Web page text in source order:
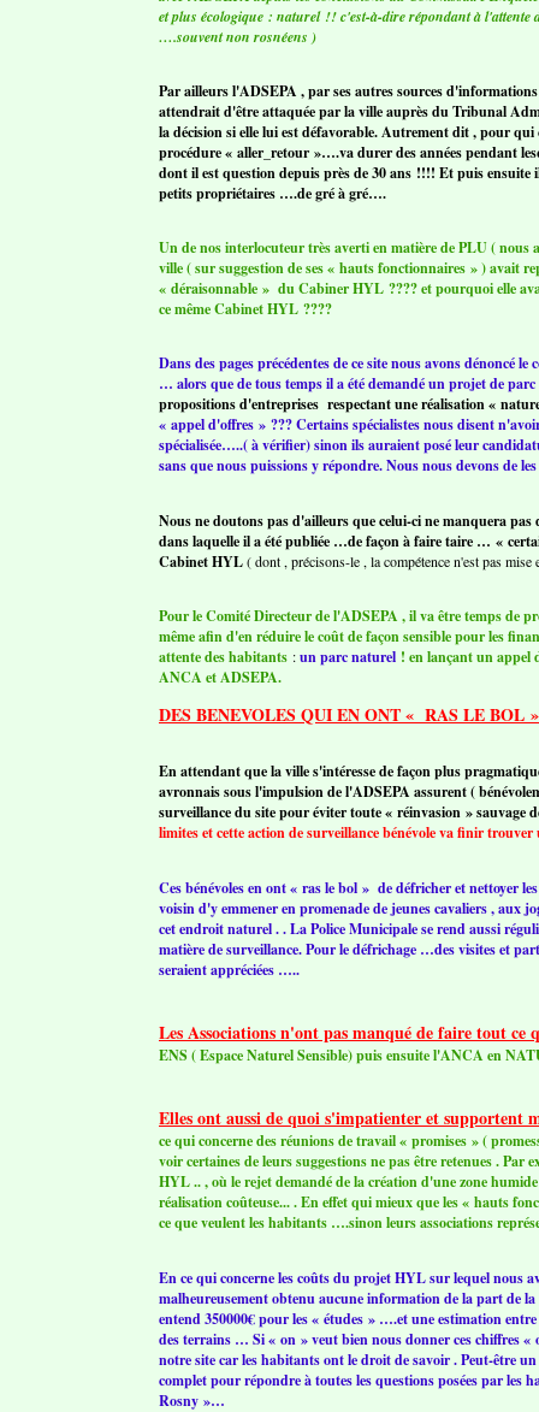
et plus écologique : naturel !! c'est-à-dire répondant à
….souvent non rosnéens )
Par ailleurs l'ADSEPA , par ses autres sources
attendrait d'être attaquée par la ville auprès du Tribunal
la décision si elle lui est défavorable. Autrement dit , pour
procédure « aller_retour »….va durer des années pendant
dont il est question depuis près de 30 ans !!!! Et puis
petits propriétaires ….de gré à gré….
Un de nos interlocuteur très averti en matière de PLU (
ville ( sur suggestion de ses « hauts fonctionnaires » ) avait
« déraisonnable » du Cabiner HYL ???? et pourquoi elle
ce même Cabinet HYL ????
Dans des pages précédentes de ce site nous avons dénoncé
… alors que de tous temps il a été demandé un projet de
propositions d'entreprises respectant une réalisation «
« appel d'offres » ??? Certains spécialistes nous disent
spécialisée…..( à vérifier) sinon ils auraient posé leur
sans que nous puissions y répondre. Nous nous devons de
Nous ne doutons pas d'ailleurs que celui-ci ne manquera
dans laquelle il a été publiée …de façon à faire taire … «
Cabinet HYL( dont , précisons-le , la compétence n'est pas mise
Pour le Comité Directeur de l'ADSEPA , il va être temps de
même afin d'en réduire le coût de façon sensible pour les
attente des habitants :un parc naturel ! en lançant un appel
ANCA et ADSEPA.
DES BENEVOLES QUI EN ONT « RAS LE BOL »
En attendant que la ville s'intéresse de façon plus
avronnais sous l'impulsion de l'ADSEPA assurent (
surveillance du site pour éviter toute « réinvasion » sauvage
limites et cette action de surveillance bénévole va finir trouver
Ces bénévoles en ont « ras le bol » de défricher et nettoyer
voisin d'y emmener en promenade de jeunes cavaliers , aux
cet endroit naturel . . La Police Municipale se rend aussi
matière de surveillance. Pour le défrichage …des visites et
seraient appréciées …..
Les Associations n'ont pas manqué de faire tout
ENS ( Espace Naturel Sensible) puis ensuite l'ANCA en
Elles ont aussi de quoi s'impatienter et supportent
ce qui concerne des réunions de travail « promises » (
voir certaines de leurs suggestions ne pas être retenues .
HYL .. , où le rejet demandé de la création d'une zone
réalisation coûteuse... . En effet qui mieux que les « hauts
ce que veulent les habitants ….sinon leurs associations
En ce qui concerne les coûts du projet HYL sur lequel nous
malheureusement obtenu aucune information de la part de
entend 350000€ pour les « études » ….et une estimation
des terrains … Si « on » veut bien nous donner ces chiffres
notre site car les habitants ont le droit de savoir . Peut-être
complet pour répondre à toutes les questions posées par les
Rosny »…